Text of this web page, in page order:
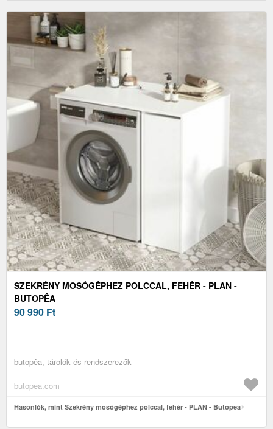
SZEKRÉNY MOSÓGÉPHEZ POLCCAL, FEHÉR - PLAN -
BUTOPÊA
90 990 Ft
butopêa, tárolók és rendszerezők
butopea.com
Hasonlók, mint Szekrény mosógéphez polccal, fehér - PLAN - Butopêa